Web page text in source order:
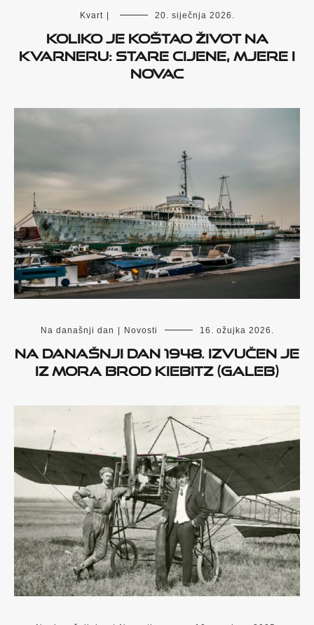
Kvart 20. siječnja 2026.
Koliko je koštao život na
Kvarneru: stare cijene, mjere i
novac
Na današnji dan Novosti 16. ožujka 2026.
Na današnji dan 1948. izvučen je
iz mora brod Kiebitz (Galeb)